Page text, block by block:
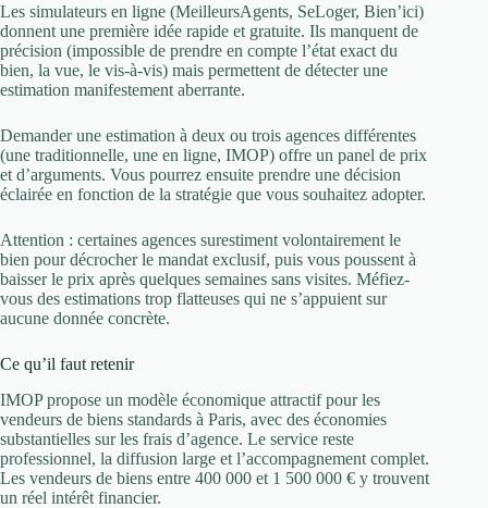
Les simulateurs en ligne (MeilleursAgents, SeLoger, Bien’ici)
donnent une première idée rapide et gratuite. Ils manquent de
précision (impossible de prendre en compte l’état exact du
bien, la vue, le vis-à-vis) mais permettent de détecter une
estimation manifestement aberrante.
Demander une estimation à deux ou trois agences différentes
(une traditionnelle, une en ligne, IMOP) offre un panel de prix
et d’arguments. Vous pourrez ensuite prendre une décision
éclairée en fonction de la stratégie que vous souhaitez adopter.
Attention : certaines agences surestiment volontairement le
bien pour décrocher le mandat exclusif, puis vous poussent à
baisser le prix après quelques semaines sans visites. Méfiez-
vous des estimations trop flatteuses qui ne s’appuient sur
aucune donnée concrète.
Ce qu’il faut retenir
IMOP propose un modèle économique attractif pour les
vendeurs de biens standards à Paris, avec des économies
substantielles sur les frais d’agence. Le service reste
professionnel, la diffusion large et l’accompagnement complet.
Les vendeurs de biens entre 400 000 et 1 500 000 € y trouvent
un réel intérêt financier.